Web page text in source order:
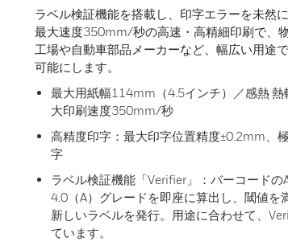
ラベル検証機能を搭載し、印字エラーを未然
最大速度350mm/秒の高速・高精細印刷で、
工場や自動車部品メーカーなど、幅広い用途
可能にします。
最大用紙幅114mm（4.5インチ）／感熱
大印刷速度350mm/秒
高精度印字：最大印字位置精度±0.2mm、
字
ラベル検証機能「Verifier」：バーコード
4.0（A）グレードを即座に算出し、閾値を
新しいラベルを発行。用途に合わせて、
ています。